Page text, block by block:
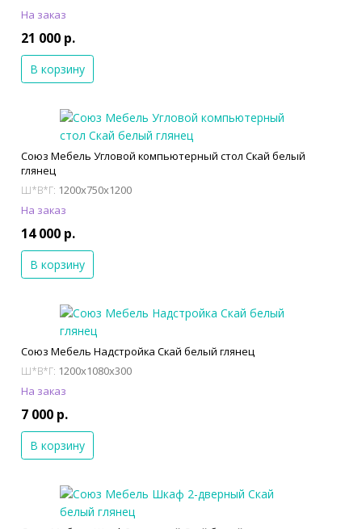
На заказ
21 000 р.
В корзину
Союз Мебель Угловой компьютерный стол Скай белый
глянец
Ш*В*Г: 1200x750x1200
На заказ
14 000 р.
В корзину
Союз Мебель Надстройка Скай белый глянец
Ш*В*Г: 1200x1080x300
На заказ
7 000 р.
В корзину